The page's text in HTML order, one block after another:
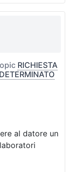
RICHIESTA
al datore un